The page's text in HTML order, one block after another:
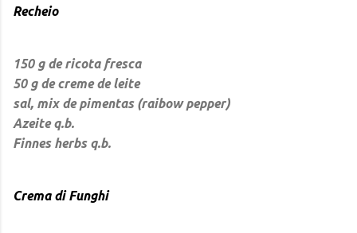
Recheio
150 g de ricota fresca
50 g de creme de leite
sal, mix de pimentas (raibow pepper)
Azeite q.b.
Finnes herbs q.b.
Crema di Funghi